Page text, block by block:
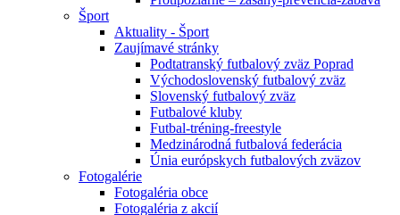
Šport
Aktuality - Šport
Zaujímavé stránky
Podtatranský futbalový zväz Poprad
Východoslovenský futbalový zväz
Slovenský futbalový zväz
Futbalové kluby
Futbal-tréning-freestyle
Medzinárodná futbalová federácia
Únia európskych futbalových zväzov
Fotogalérie
Fotogaléria obce
Fotogaléria z akcií